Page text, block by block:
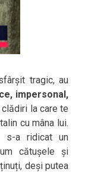
tragic, au
impersonal,
la care te
cu mâna lui.
s-a ridicat un
cătușele și
deși putea